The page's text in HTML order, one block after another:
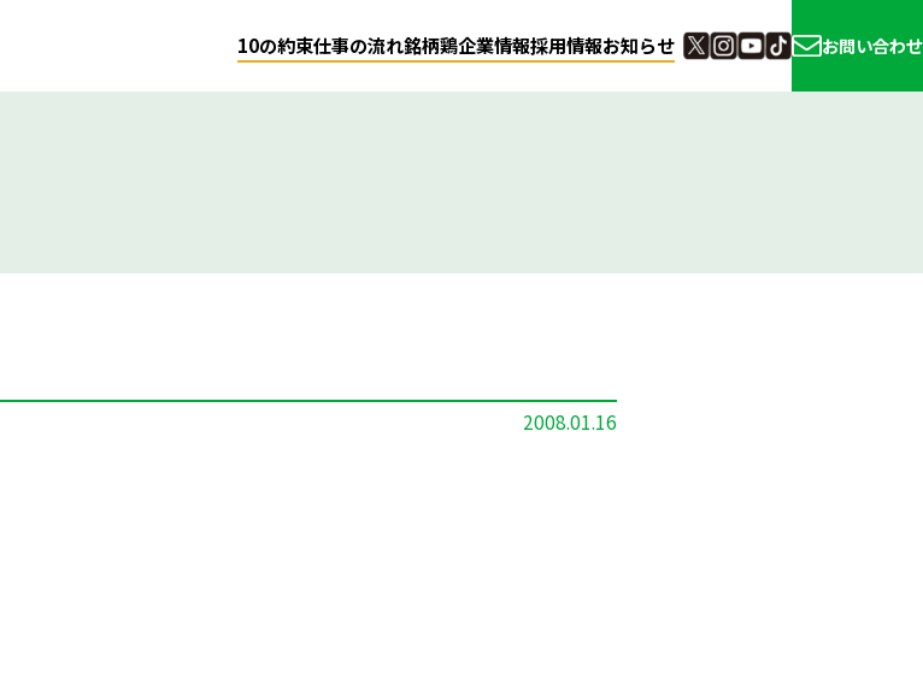
10の約束仕事の流れ銘柄鶏企業情報採用情報お知らせ お問い合わせ
2008.01.16